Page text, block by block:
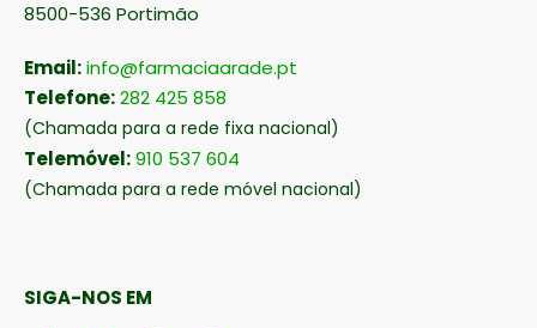
8500-536 Portimão
Email:info@farmaciaarade.pt
Telefone:282 425 858
(Chamada para a rede fixa nacional)
Telemóvel:910 537 604
(Chamada para a rede móvel nacional)
SIGA-NOS EM